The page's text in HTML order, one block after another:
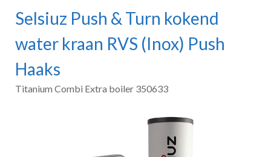
Selsiuz Push & Turn kokend
water kraan RVS (Inox) Push
Haaks
Titanium Combi Extra boiler 350633